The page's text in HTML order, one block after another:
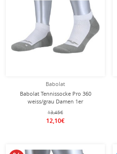
Babolat
Babolat Tennissocke Pro 360
weiss/grau Damen 1er
13,45€
12,10€